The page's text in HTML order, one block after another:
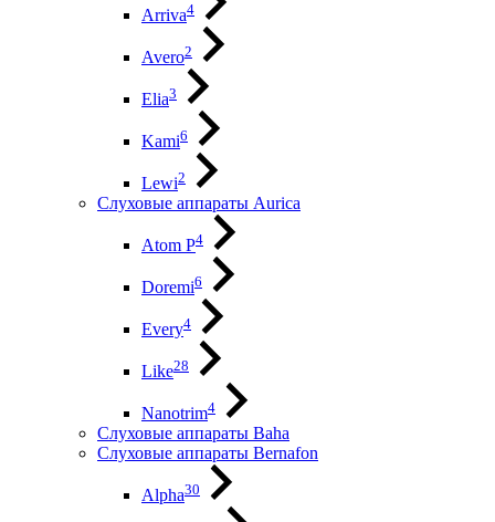
Arriva4
Avero2
Elia3
Kami6
Lewi2
Слуховые аппараты Aurica
Atom P4
Doremi6
Every4
Like28
Nanotrim4
Слуховые аппараты Baha
Слуховые аппараты Bernafon
Alpha30